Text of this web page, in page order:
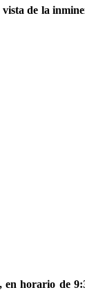
de la
horario de